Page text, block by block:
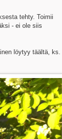
tehty. Toimii
- ei ole siis
löytyy täältä, ks.